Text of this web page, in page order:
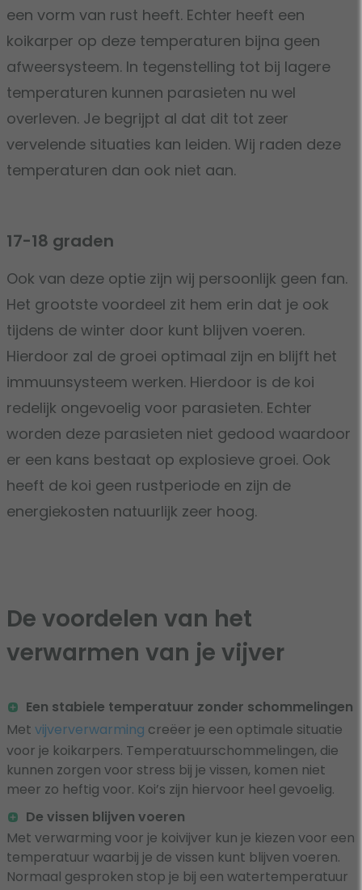
een vorm van rust heeft. Echter heeft een
koikarper op deze temperaturen bijna geen
afweersysteem. In tegenstelling tot bij lagere
temperaturen kunnen parasieten nu wel
overleven. Je begrijpt al dat dit tot zeer
vervelende situaties kan leiden. Wij raden deze
temperaturen dan ook niet aan.
17-18 graden
Ook van deze optie zijn wij persoonlijk geen fan.
Het grootste voordeel zit hem erin dat je ook
tijdens de winter door kunt blijven voeren.
Hierdoor zal de groei optimaal zijn en blijft het
immuunsysteem werken. Hierdoor is de koi
redelijk ongevoelig voor parasieten. Echter
worden deze parasieten niet gedood waardoor
er een kans bestaat op explosieve groei. Ook
heeft de koi geen rustperiode en zijn de
energiekosten natuurlijk zeer hoog.
De voordelen van het
verwarmen van je vijver
Een stabiele temperatuur zonder schommelingen
Met vijververwarming creëer je een optimale situatie
voor je koikarpers. Temperatuurschommelingen, die
kunnen zorgen voor stress bij je vissen, komen niet
meer zo heftig voor. Koi’s zijn hiervoor heel gevoelig.
De vissen blijven voeren
Met verwarming voor je koivijver kun je kiezen voor een
temperatuur waarbij je de vissen kunt blijven voeren.
Normaal gesproken stop je bij een watertemperatuur